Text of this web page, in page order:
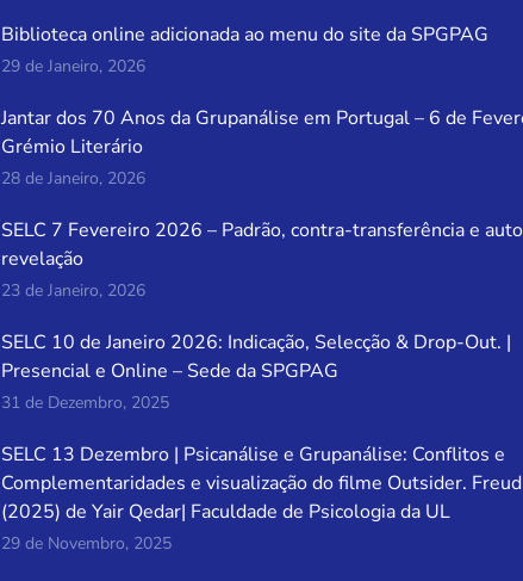
Biblioteca online adicionada ao menu do site da SPGPAG
29 de Janeiro, 2026
Jantar dos 70 Anos da Grupanálise em Portugal – 6 de
Grémio Literário
28 de Janeiro, 2026
SELC 7 Fevereiro 2026 – Padrão, contra-transferência e
revelação
23 de Janeiro, 2026
SELC 10 de Janeiro 2026: Indicação, Selecção & Drop-Out. |
Presencial e Online – Sede da SPGPAG
31 de Dezembro, 2025
SELC 13 Dezembro | Psicanálise e Grupanálise: Conflitos e
Complementaridades e visualização do filme Outsider. Freud
(2025) de Yair Qedar| Faculdade de Psicologia da UL
29 de Novembro, 2025